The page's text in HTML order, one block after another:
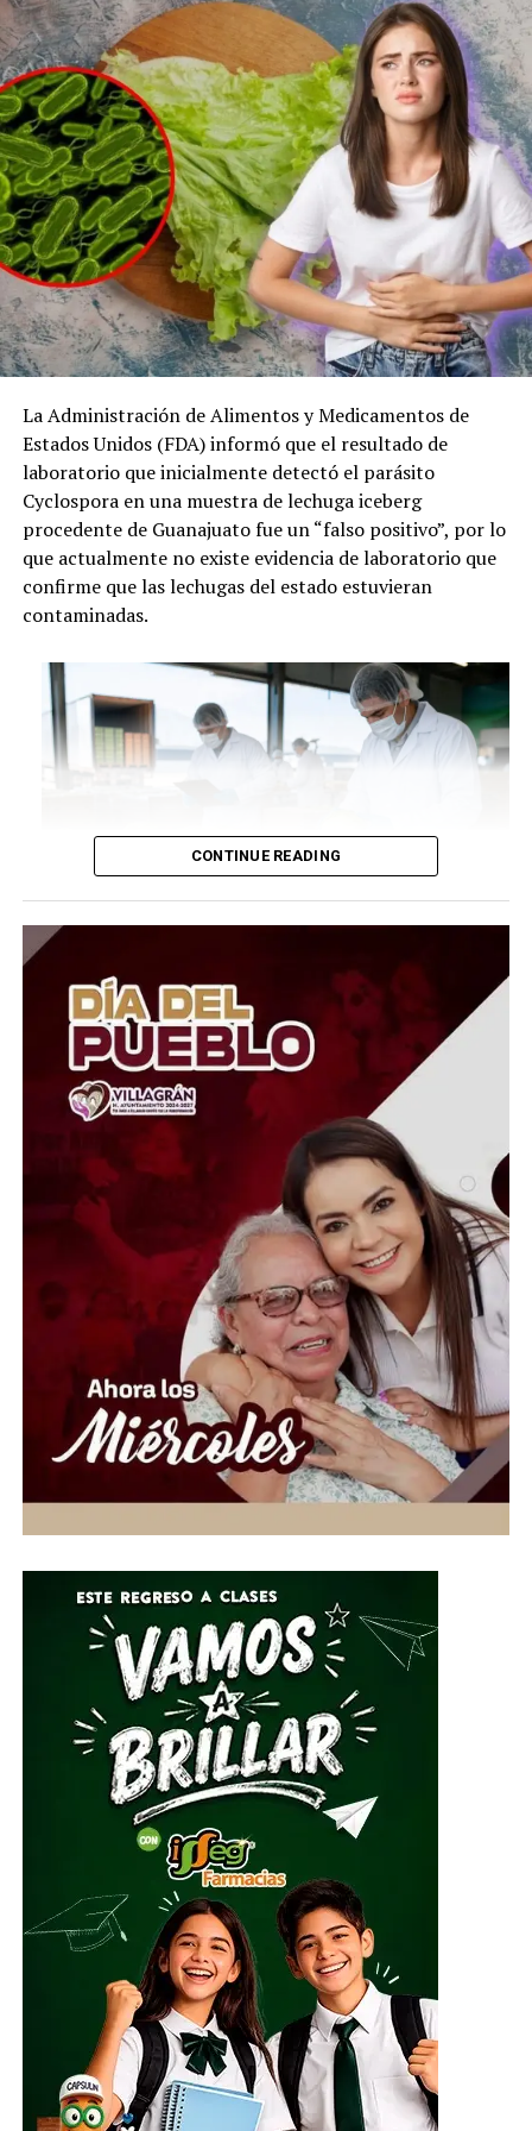
un problema de seguridad que el gobierno municipal no
puede seguir ignorando.
La Administración de Alimentos y Medicamentos de
Estados Unidos (FDA) informó que el resultado de
laboratorio que inicialmente detectó el parásito
Cyclospora en una muestra de lechuga iceberg
procedente de Guanajuato fue un “falso positivo”, por lo
que actualmente no existe evidencia de laboratorio que
confirme que las lechugas del estado estuvieran
contaminadas.
Aunque la FDA mantiene abierta la investigación y
continúa analizando la posible relación entre el brote de
ciclosporiasis y productos distribuidos por Taylor Farms
México, reconoció que la prueba que señalaba
directamente a la lechuga de Guanajuato no fue
La rectificación representa un alivio para los
productores agrícolas del estado, quienes habían sido
señalados como el posible origen del brote que afectó a
miles de personas en Estados Unidos. La investigación
continúa para determinar con certeza de dónde provino
la contaminación.
CONTINUE READING